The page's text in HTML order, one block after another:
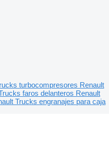
turbocompresores Renault
faros delanteros Renault
Trucks engranajes para caja